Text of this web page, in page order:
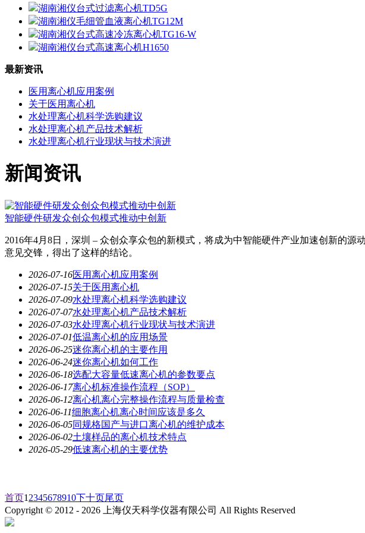
湖南湘仪台式过滤离心机TD5G
湖南湘仪毛细管血液离心机TG12M
湖南湘仪台式高速冷冻离心机TG16-W
湖南湘仪台式高速离心机H1650
最新资讯
医用离心机应用案例
关于医用离心机
水处理离心机科学选购建议
水处理离心机产品技术解析
水处理离心机行业现状与技术演进
新闻资讯
智能硬件研发众创众包模式推动中创新
2016年4月8日，深圳 – 众创众享众包的新模式，将成为中智能硬件产业加速创新的
意见交锋，得出了这样的结论。
2026-07-16医用离心机应用案例
2026-07-15关于医用离心机
2026-07-09水处理离心机科学选购建议
2026-07-07水处理离心机产品技术解析
2026-07-03水处理离心机行业现状与技术演进
2026-07-01低温离心机的应用场景
2026-06-25迷你离心机的主要作用
2026-06-24迷你离心机如何工作
2026-06-18选配大容量低速离心机的参数要点
2026-06-17离心机标准操作流程（SOP）
2026-06-12离心机离心完整操作流程与质量检查
2026-06-11细胞离心机离心时间应该是多久
2026-06-05同规格国产与进口离心机的维护成本
2026-06-02土壤样品的离心机技术特点
2026-05-29低速离心机的主要优势
首页1 2345678910下十页尾页
Copyright © 2012 - 2026 上海仪天科学仪器有限公司 All Rights Reserved